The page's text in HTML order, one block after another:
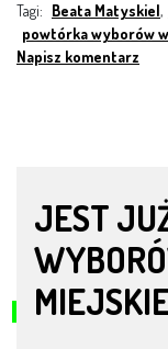
Tagi: Beata Matyskiel,
powtórka wyborów
Napisz komentarz
JEST